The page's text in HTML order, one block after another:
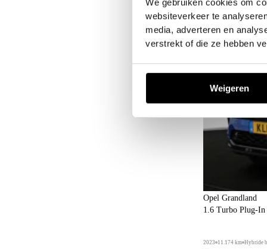
We gebruiken cookies om
websiteverkeer te
media, adverteren en
verstrekt of die ze hebben
Weigeren
Opel Grandland
1.6 Turbo Plug-In
2023 11.174 km Hybride